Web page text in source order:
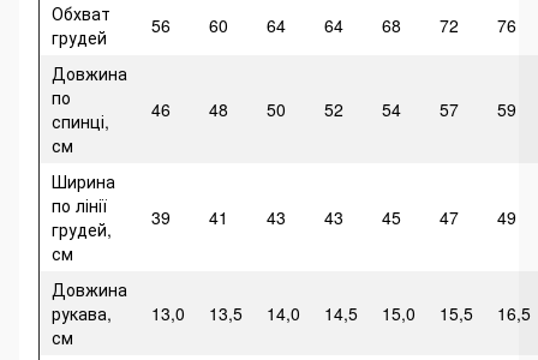
Обхват
грудей
56 60 64 64 68 72
76
Довжина
по
спинці,
см
46 48 50 52 54 57 59
Ширина
по лінії
грудей,
см
39 41 43 43 45 47 49
Довжина
рукава,
см
13,0 13,5 14,0 14,5 15,0 15,5 16,5